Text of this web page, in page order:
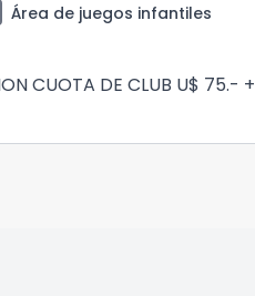
Área de juegos infantiles
CUOTA DE CLUB U$ 75.- +